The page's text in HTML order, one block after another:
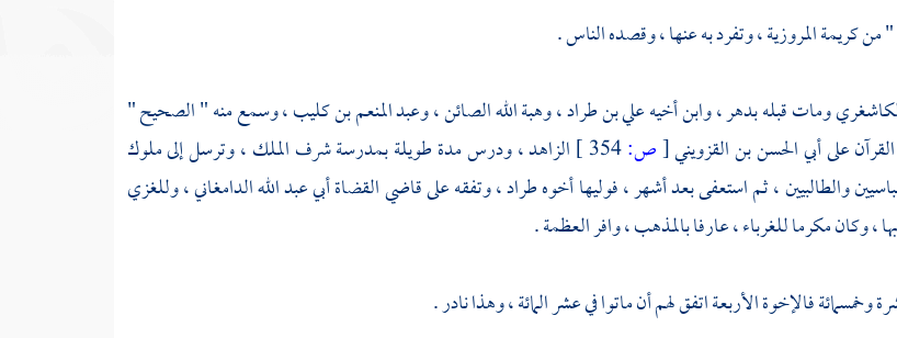
منكريمة المروزية، وتفرد به عنها ، وقصده الناس .
ومات قبله بدهر ، وابن أخيهعلي بن طراد،وهبة الله الصائن،وعبد المنعم بن كليب، وسمع منه " الصحيح "
علىأبي الحسن بن القزويني[ص:354 ] الزاهد ، ودرس مدة طويلة بمدرسةشرف الملك، وترسل إلى ملوك
والطالبيين ، ثم استعفى بعد أشهر ، فوليها أخوهطراد، وتفقه علىقاضي القضاة أبي عبد الله الدامغاني،وللغزي
، وكان مكرما للغرباء ، عارفا بالمذهب ، وافر العظمة .
وخمسمائة فالإخوة الأربعة اتفق لهم أن ماتوا في عشر المائة ، وهذا نادر .